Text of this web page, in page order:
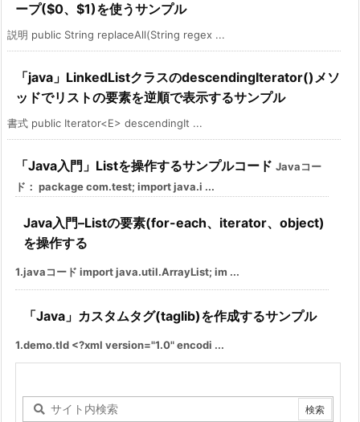
ープ($0、$1)を使うサンプル
説明 public String replaceAll(String regex ...
「java」LinkedListクラスのdescendingIterator()メソ
ッドでリストの要素を逆順で表示するサンプル
書式 public Iterator<E> descendingIt ...
「Java入門」Listを操作するサンプルコード Javaコー
ド： package com.test; import java.i ...
Java入門–Listの要素(for-each、iterator、object)
を操作する
1.javaコード import java.util.ArrayList; im ...
「Java」カスタムタグ(taglib)を作成するサンプル
1.demo.tld <?xml version="1.0" encodi ...